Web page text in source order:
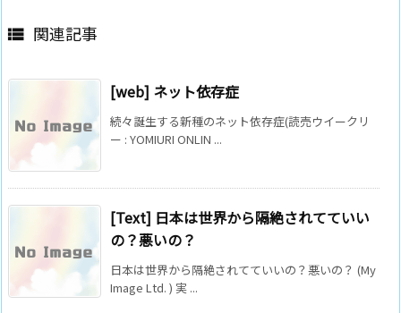
 関連記事
[web] ネット依存症
続々誕生する新種のネット依存症(読売ウイークリ
ー : YOMIURI ONLIN ...
[Text] 日本は世界から隔絶されてていい
の？悪いの？
日本は世界から隔絶されてていいの？悪いの？ (My
Image Ltd. ) 実 ...